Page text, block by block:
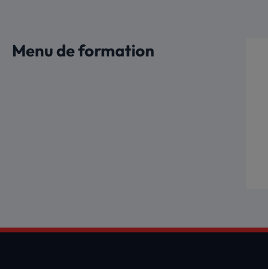
contenu
Menu de formation